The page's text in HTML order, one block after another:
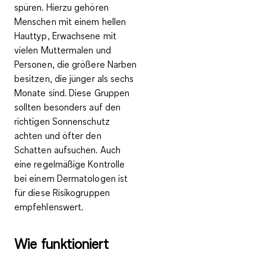
spüren. Hierzu gehören
Menschen mit einem hellen
Hauttyp, Erwachsene mit
vielen Muttermalen und
Personen, die größere Narben
besitzen, die jünger als sechs
Monate sind. Diese Gruppen
sollten besonders auf den
richtigen Sonnenschutz
achten und öfter den
Schatten aufsuchen. Auch
eine regelmäßige Kontrolle
bei einem Dermatologen ist
für diese Risikogruppen
empfehlenswert.
Wie funktioniert